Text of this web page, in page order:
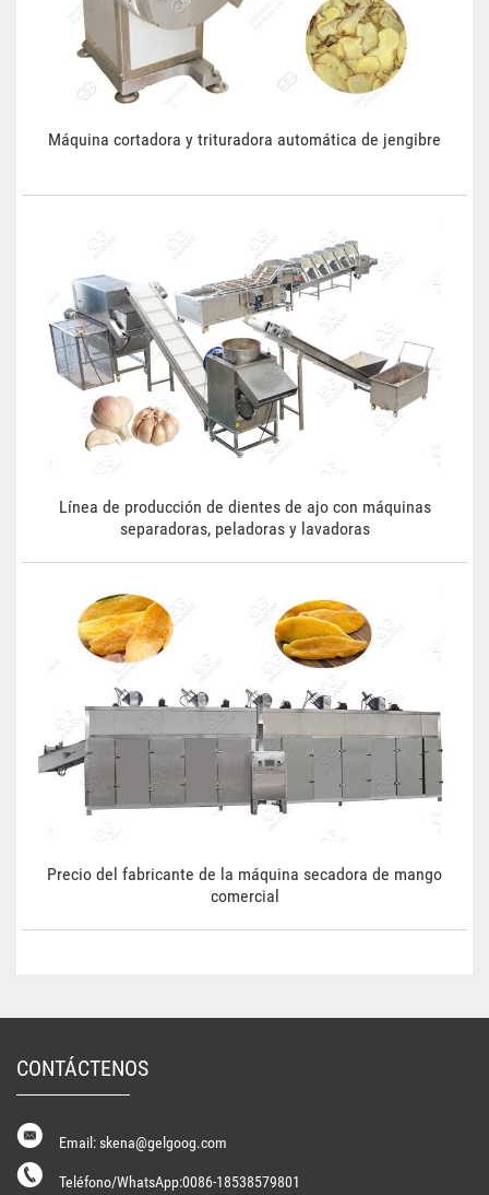
Máquina cortadora y trituradora automática de jengibre
Línea de producción de dientes de ajo con máquinas
separadoras, peladoras y lavadoras
Precio del fabricante de la máquina secadora de mango
comercial
CONTÁCTENOS
Email: skena@gelgoog.com
Teléfono/WhatsApp:0086-18538579801